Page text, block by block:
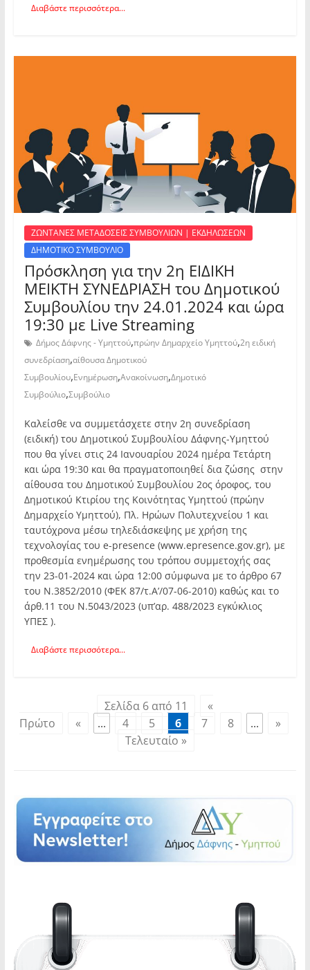
Διαβάστε περισσότερα...
ΖΩΝΤΑΝΕΣ ΜΕΤΑΔΟΣΕΙΣ ΣΥΜΒΟΥΛΙΩΝ | ΕΚΔΗΛΩΣΕΩΝ
ΔΗΜΟΤΙΚΟ ΣΥΜΒΟΥΛΙΟ
Πρόσκληση για την 2η ΕΙΔΙΚΗ
ΜΕΙΚΤΗ ΣΥΝΕΔΡΙΑΣΗ του Δημοτικού
Συμβουλίου την 24.01.2024 και ώρα
19:30 με Live Streaming
Δήμος Δάφνης - Υμηττού,πρώην Δημαρχείο Υμηττού,2η ειδική
συνεδρίαση,αίθουσα Δημοτικού
Συμβουλίου,Ενημέρωση,Ανακοίνωση,Δημοτικό
Συμβούλιο,Συμβούλιο
Καλείσθε να συμμετάσχετε στην 2η συνεδρίαση
(ειδική) του Δημοτικού Συμβουλίου Δάφνης-Υμηττού
που θα γίνει στις 24 Ιανουαρίου 2024 ημέρα Τετάρτη
και ώρα 19:30 και θα πραγματοποιηθεί δια ζώσης στην
αίθουσα του Δημοτικού Συμβουλίου 2ος όροφος, του
Δημοτικού Κτιρίου της Κοινότητας Υμηττού (πρώην
Δημαρχείο Υμηττού), Πλ. Ηρώων Πολυτεχνείου 1 και
ταυτόχρονα μέσω τηλεδιάσκεψης με χρήση της
τεχνολογίας του e-presence (www.epresence.gov.gr), με
προθεσμία ενημέρωσης του τρόπου συμμετοχής σας
την 23-01-2024 και ώρα 12:00 σύμφωνα με το άρθρο 67
του Ν.3852/2010 (ΦΕΚ 87/τ.Α’/07-06-2010) καθώς και το
άρθ.11 του Ν.5043/2023 (υπ’αρ. 488/2023 εγκύκλιος
ΥΠΕΣ ).
Διαβάστε περισσότερα...
Σελίδα 6 από 11
«
Πρώτο
« ... 4 5 6 7 8 ...
»
Τελευταίο »